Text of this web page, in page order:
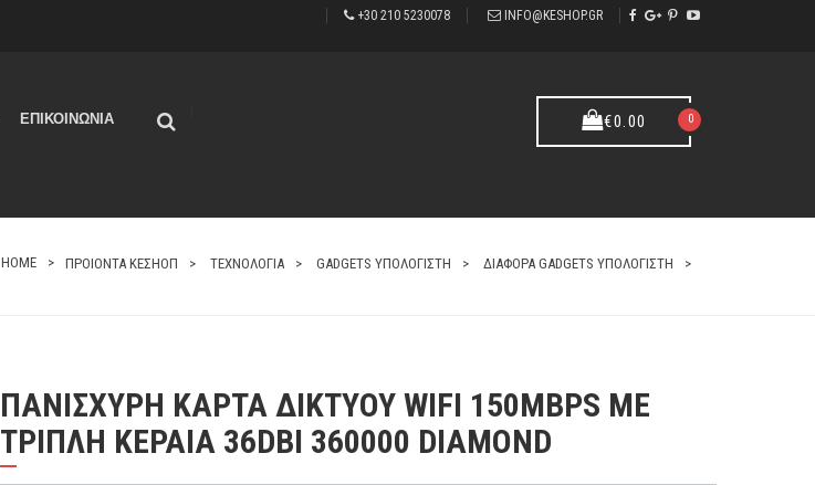
+30 210 5230078 INFO@KESHOP.GR
ΕΠΙΚΟΙΝΩΝΙΑ €0.00 0
HOME ΠΡΟΙΟΝΤΑ ΚΕΣΗΟΠ ΤΕΧΝΟΛΟΓΙΑ GADGETS ΥΠΟΛΟΓΙΣΤΗ ΔΙΑΦΟΡΑ GADGETS ΥΠΟΛΟΓΙΣΤΗ
ΠΑΝΙΣΧΥΡΗ ΚΑΡΤΑ ΔΙΚΤΥΟΥ WIFI 150MBPS ΜΕ
ΤΡΙΠΛΗ ΚΕΡΑΙΑ 36DBI 360000 DIAMOND